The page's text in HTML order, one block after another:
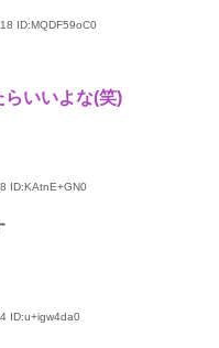
ID:MQDF59oC0
らいいよな(笑)
ID:KAtnE+GN0
ID:u+igw4da0